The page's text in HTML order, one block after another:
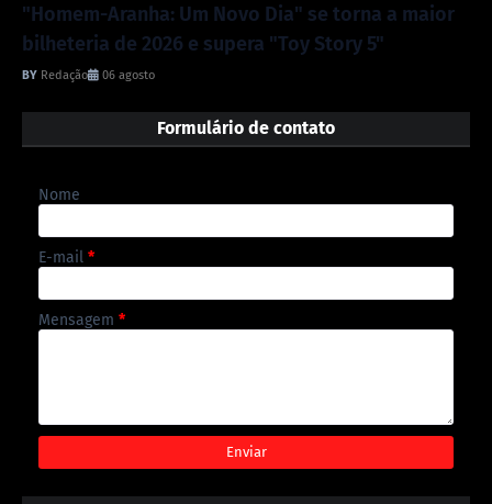
"Homem-Aranha: Um Novo Dia" se torna a maior
bilheteria de 2026 e supera "Toy Story 5"
Redação 06 agosto
Formulário de contato
Nome
E-mail *
Mensagem *